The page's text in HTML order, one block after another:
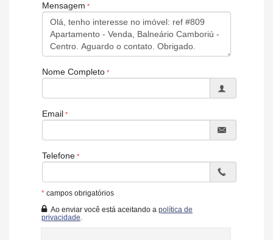
tijolos de sal rosa.
E a superior com aproximadamente 570m².
Os apartamentos com vista para o mar, varanda om
churrasqueira a carvão, 4 suítes, sendo uma com closet, 4
elétricos.
- Revestimento de porcelanato na área social e vinílico na área
- Infraestrutura para aquecedor e anel de recirculação de água
- Suítes com persianas motorizadas integradas;
Mensagem
Nome Completo
Email
Telefone
* campos obrigatórios
Ao enviar você está aceitando a política de
privacidade